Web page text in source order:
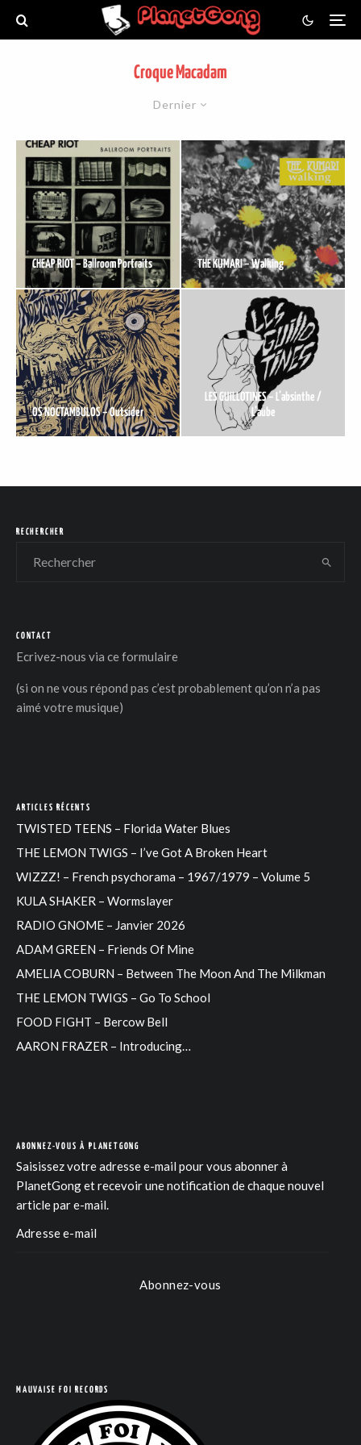
Croque Macadam
Dernier
CHEAP RIOT – Ballroom Portraits THE KUMARI – Walking
OS NOCTAMBULOS – Outsider
LES GUILLOTINES – L’absinthe /
L’aube
RECHERCHER
CONTACT
Ecrivez-nous via ce formulaire
(si on ne vous répond pas c’est probablement qu’on n’a pas
aimé votre musique)
ARTICLES RÉCENTS
TWISTED TEENS – Florida Water Blues
THE LEMON TWIGS – I’ve Got A Broken Heart
WIZZZ! – French psychorama – 1967/1979 – Volume 5
KULA SHAKER – Wormslayer
RADIO GNOME – Janvier 2026
ADAM GREEN – Friends Of Mine
AMELIA COBURN – Between The Moon And The Milkman
THE LEMON TWIGS – Go To School
FOOD FIGHT – Bercow Bell
AARON FRAZER – Introducing…
ABONNEZ-VOUS À PLANETGONG
Saisissez votre adresse e-mail pour vous abonner à
PlanetGong et recevoir une notification de chaque nouvel
article par e-mail.
Abonnez-vous
MAUVAISE FOI RECORDS